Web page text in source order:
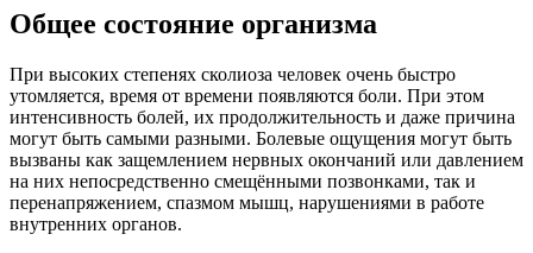
Общее состояние организма
При высоких степенях сколиоза человек очень быстро
утомляется, время от времени появляются боли. При этом
интенсивность болей, их продолжительность и даже причина
могут быть самыми разными. Болевые ощущения могут быть
вызваны как защемлением нервных окончаний или давлением
на них непосредственно смещёнными позвонками, так и
перенапряжением, спазмом мышц, нарушениями в работе
внутренних органов.